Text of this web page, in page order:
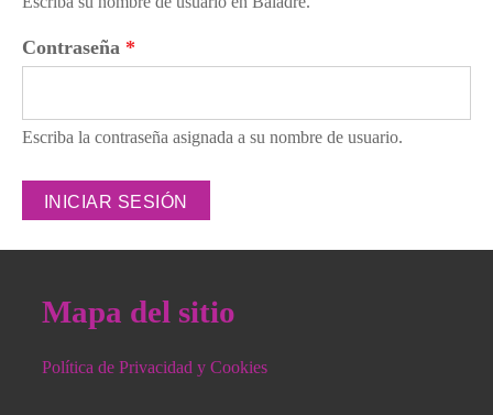
Contraseña *
Escriba la contraseña asignada a su nombre de usuario.
Mapa del sitio
Política de Privacidad y Cookies